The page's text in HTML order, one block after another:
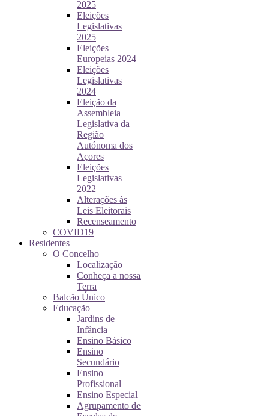
2025
Eleições
Legislativas
2025
Eleições
Europeias 2024
Eleições
Legislativas
2024
Eleição da
Assembleia
Legislativa da
Região
Autónoma dos
Açores
Eleições
Legislativas
2022
Alterações às
Leis Eleitorais
Recenseamento
COVID19
Residentes
O Concelho
Localização
Conheça a nossa
Terra
Balcão Único
Educação
Jardins de
Infância
Ensino Básico
Ensino
Secundário
Ensino
Profissional
Ensino Especial
Agrupamento de